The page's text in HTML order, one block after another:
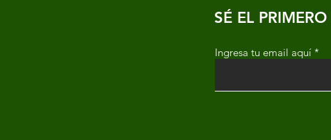
SÉ EL
Ingresa tu email aquí